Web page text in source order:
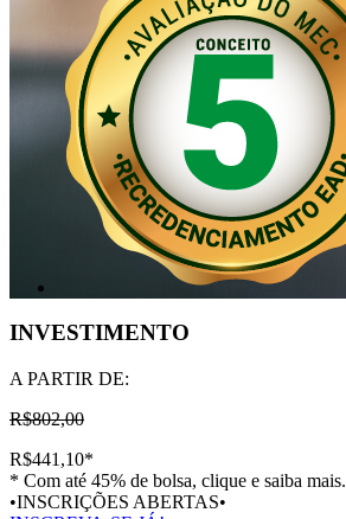
INVESTIMENTO
A PARTIR DE:
R$802,00
R$441,10*
* Com até 45% de bolsa, clique e saiba mais.
•INSCRIÇÕES ABERTAS•